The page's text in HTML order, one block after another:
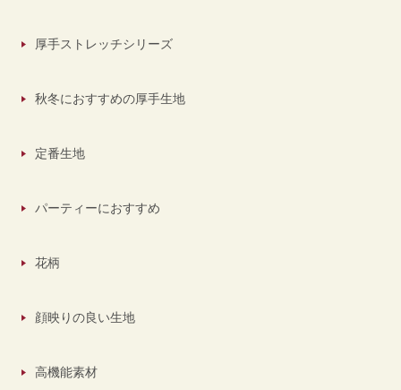
厚手ストレッチシリーズ
秋冬におすすめの厚手生地
定番生地
パーティーにおすすめ
花柄
顔映りの良い生地
高機能素材